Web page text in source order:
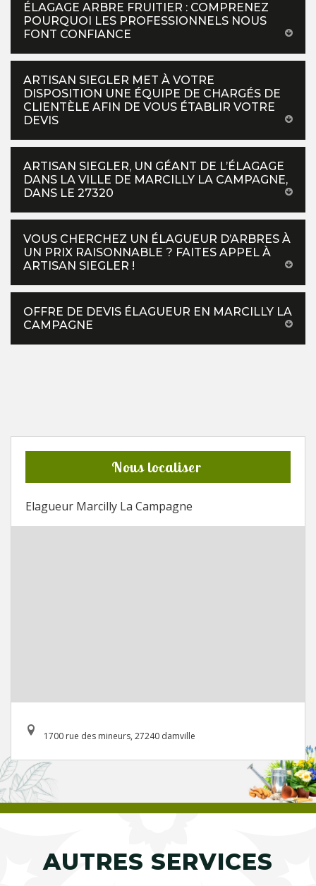
ÉLAGAGE ARBRE FRUITIER : COMPRENEZ
POURQUOI LES PROFESSIONNELS NOUS
FONT CONFIANCE
ARTISAN SIEGLER MET À VOTRE
DISPOSITION UNE ÉQUIPE DE CHARGÉS DE
CLIENTÈLE AFIN DE VOUS ÉTABLIR VOTRE
DEVIS
ARTISAN SIEGLER, UN GÉANT DE L’ÉLAGAGE
DANS LA VILLE DE MARCILLY LA CAMPAGNE,
DANS LE 27320
VOUS CHERCHEZ UN ÉLAGUEUR D’ARBRES À
UN PRIX RAISONNABLE ? FAITES APPEL À
ARTISAN SIEGLER !
OFFRE DE DEVIS ÉLAGUEUR EN MARCILLY LA
CAMPAGNE
Nous localiser
Elagueur Marcilly La Campagne
1700 rue des mineurs, 27240 damville
AUTRES SERVICES